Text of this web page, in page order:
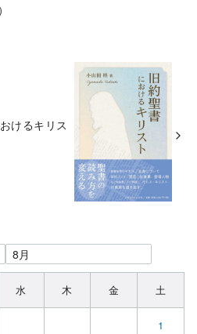
けるキリス
水 木 金 土
1